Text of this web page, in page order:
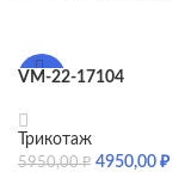
-17%
VM-22-17104
Трикотаж
5950,00₽ 4950,00 ₽